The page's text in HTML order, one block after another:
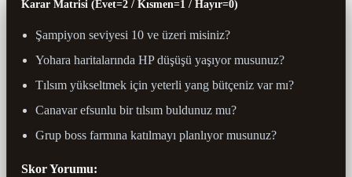
Karar Matrisi (Evet=2 / Kısmen=1 / Hayır=0)
Şampiyon seviyesi 10 ve üzeri misiniz?
Yohara haritalarında HP düşüşü yaşıyor musunuz?
Tılsım yükseltmek için yeterli yang bütçeniz var mı?
Canavar efsunlu bir tılsım buldunuz mu?
Grup boss farmına katılmayı planlıyor musunuz?
Skor Yorumu: